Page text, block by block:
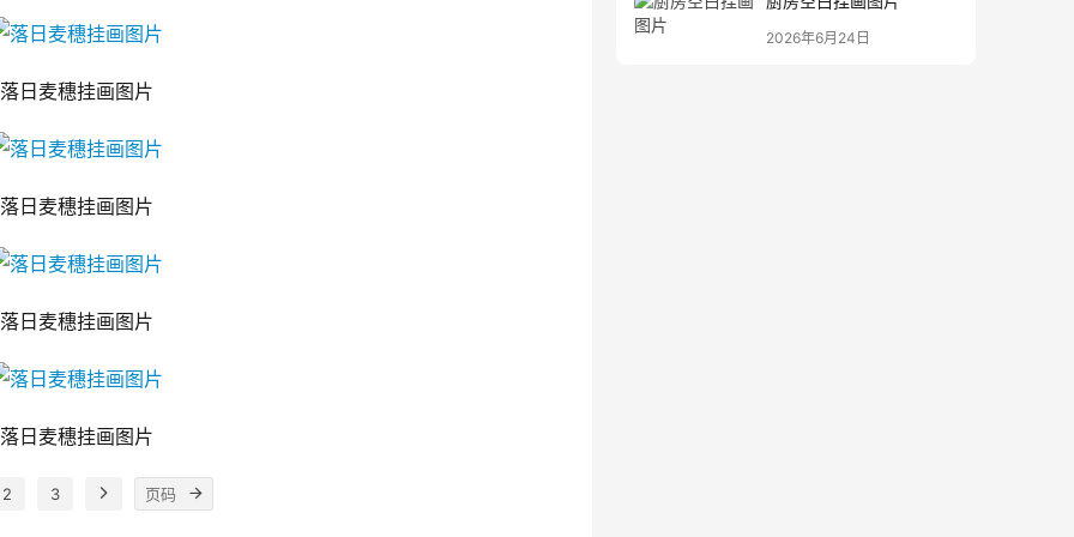
落日麦穗挂画图片
落日麦穗挂画图片
落日麦穗挂画图片
落日麦穗挂画图片
2 3
2026年6月24日